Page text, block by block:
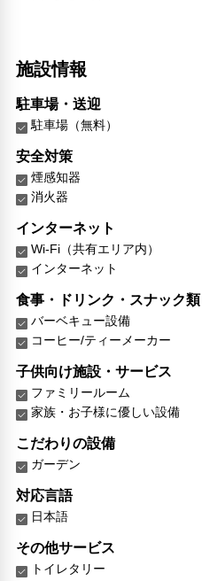
施設情報
駐車場・送迎
駐車場（無料）
安全対策
煙感知器
消火器
インターネット
Wi-Fi（共有エリア内）
インターネット
食事・ドリンク・スナック類
バーベキュー設備
コーヒー/ティーメーカー
子供向け施設・サービス
ファミリールーム
家族・お子様に優しい設備
こだわりの設備
ガーデン
対応言語
日本語
その他サービス
トイレタリー